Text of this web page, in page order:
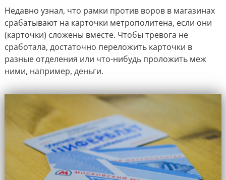
Недавно узнал, что рамки против воров в магазинах
срабатывают на карточки метрополитена, если они
(карточки) сложены вместе. Чтобы тревога не
сработала, достаточно переложить карточки в
разные отделения или что-нибудь проложить меж
ними, например, деньги.